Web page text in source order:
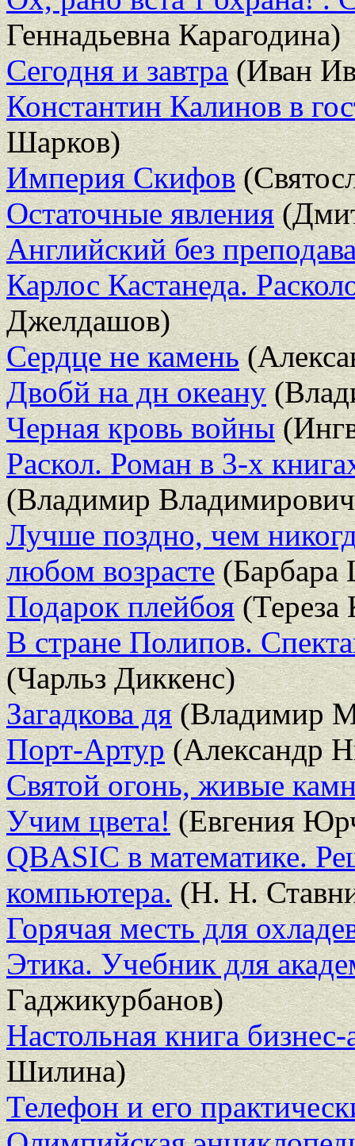
Геннадьевна Карагодина)
Сегодня и завтра(Иван
Константин Калинов в
Шарков)
Империя Скифов
Остаточные явления
Английский без
Карлос Кастанеда.
Джелдашов)
Сердце не камень
Двобй на дн океану
Черная кровь войны
Раскол. Роман в 3-х
(Владимир
Лучше поздно, чем
любом возрасте(Барбара
Подарок плейбоя(Тереза
В стране Полипов.
(Чарльз Диккенс)
Загадкова дя(Владимир
Порт-Артур(Александр
Святой огонь, живые
Учим цвета!(Евгения
QBASIC в математике.
компьютера.(Н. Н.
Горячая месть для
Этика. Учебник для
Гаджикурбанов)
Настольная книга
Шилина)
Телефон и его